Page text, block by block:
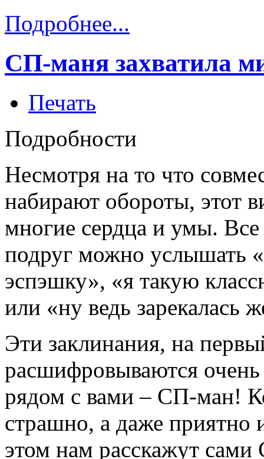
Подробнее...
СП-маня захватила
Печать
Подробности
Несмотря на то что
набирают обороты, этот
многие сердца и умы.
подруг можно услышать
эспэшку», «я такую
или «ну ведь зарекалась
Эти заклинания, на
расшифровываются очень
рядом с вами – СП-ман!
страшно, а даже приятно
этом нам расскажут